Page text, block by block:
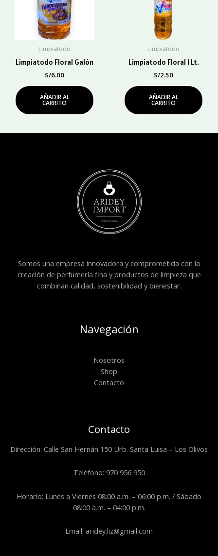
Limpiatodo
Limpiatodo Floral Galón
S/6.00
AÑADIR AL
CARRITO
Limpiatodo
Limpiatodo Floral 1 Lt.
S/2.50
AÑADIR AL
CARRITO
Somos una empresa innovadora y comprometida con la
creación de perfumería fina y productos de limpieza que
combinan calidad, sostenibilidad y bienestar.
Navegación
Nosotros
Shop
Contacto
Contacto
Dirección: Calle San Hernán 150 Urb. Santa Luisa – Los Olivos
Teléfono: 970 956 950
Horario: Lunes a Viernes 08:00 a.m. – 06:00 p.m. / Sábado
08:00 a.m. – 04:00 p.m.
Email: aridey.liz@gmail.com